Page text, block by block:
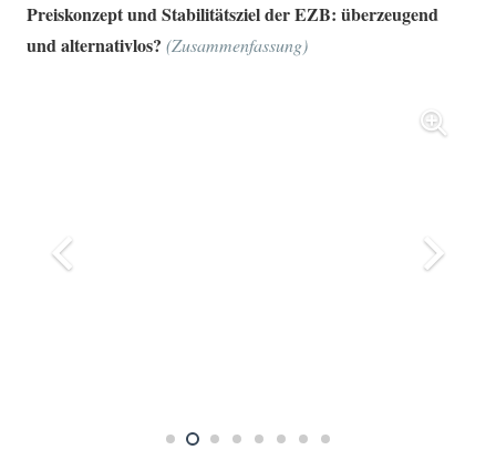
Preiskonzept und Stabilitätsziel der EZB: überzeugend
und alternativlos? (Zusammenfassung)